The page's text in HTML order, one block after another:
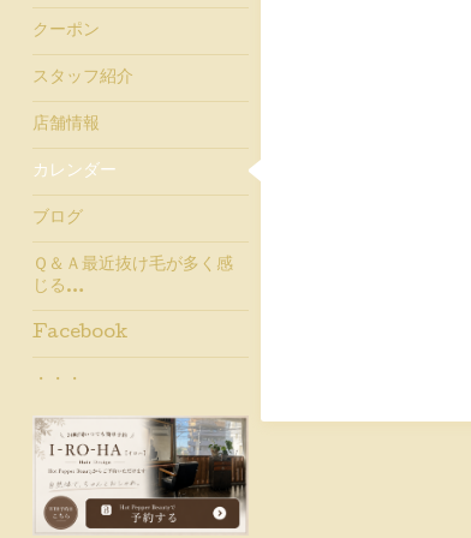
クーポン
スタッフ紹介
店舗情報
カレンダー
ブログ
Ｑ＆Ａ最近抜け毛が多く感
じる…
Facebook
・・・